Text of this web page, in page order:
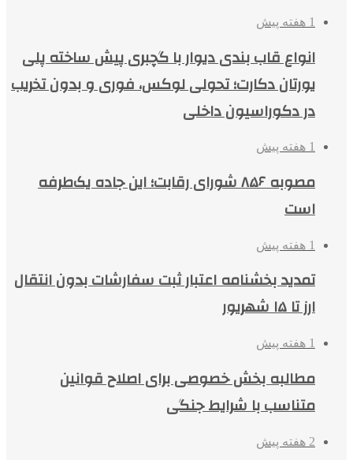
1 هفته پیش
انواع قاب بندی دیوار با گچبری پیش ساخته پلی
یورتان دکارت؛ تحولی لوکس، فوری و بدون تخریب
در دکوراسیون داخلی
1 هفته پیش
مصوبه ۸۵۶ شورای رقابت؛ این جاده یک‌طرفه
است
1 هفته پیش
تمدید بخشنامه اعتبار ثبت سفارشات بدون انتقال
ارز تا ۱۵ شهریور
1 هفته پیش
مطالبه بخش خصوصی برای اصلاح قوانین
متناسب با شرایط جنگی
2 هفته پیش